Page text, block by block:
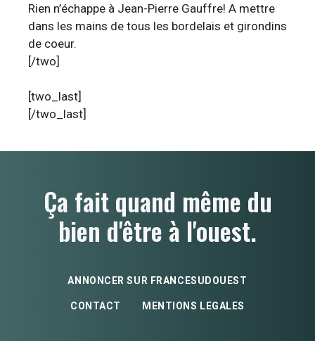
Rien n’échappe à Jean-Pierre Gauffre! A mettre
dans les mains de tous les bordelais et girondins
de coeur.
[/two]
[two_last]
[/two_last]
Ça fait quand même du
bien d'être à l'ouest.
ANNONCER SUR FRANCESUDOUEST
CONTACT MENTIONS LEGALES